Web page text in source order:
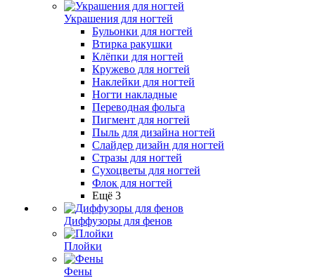
Украшения для ногтей
Бульонки для ногтей
Втирка ракушки
Клёпки для ногтей
Кружево для ногтей
Наклейки для ногтей
Ногти накладные
Переводная фольга
Пигмент для ногтей
Пыль для дизайна ногтей
Слайдер дизайн для ногтей
Стразы для ногтей
Сухоцветы для ногтей
Флок для ногтей
Ещё 3
Диффузоры для фенов
Плойки
Фены